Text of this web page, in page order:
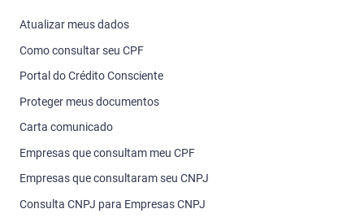
Atualizar meus dados
Como consultar seu CPF
Portal do Crédito Consciente
Proteger meus documentos
Carta comunicado
Empresas que consultam meu CPF
Empresas que consultaram seu CNPJ
Consulta CNPJ para Empresas CNPJ